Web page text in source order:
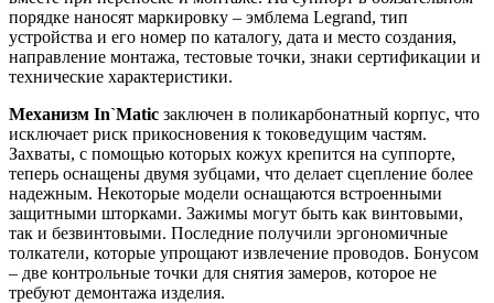
порядке наносят маркировку – эмблема Legrand, тип
устройства и его номер по каталогу, дата и место создания,
направление монтажа, тестовые точки, знаки сертификации и
технические характеристики.
Механизм In`Matic заключен в поликарбонатный корпус, что
исключает риск прикосновения к токоведущим частям.
Захваты, с помощью которых кожух крепится на суппорте,
теперь оснащены двумя зубцами, что делает сцепление более
надежным. Некоторые модели оснащаются встроенными
защитными шторками. Зажимы могут быть как винтовыми,
так и безвинтовыми. Последние получили эргономичные
толкатели, которые упрощают извлечение проводов. Бонусом
– две контрольные точки для снятия замеров, которое не
требуют демонтажа изделия.